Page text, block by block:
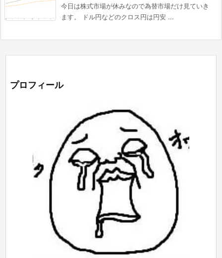
今日は株式市場が休みなので為替市場だけ見ていき
ます。 ドル円などのクロス円は円安 ...
プロフィール